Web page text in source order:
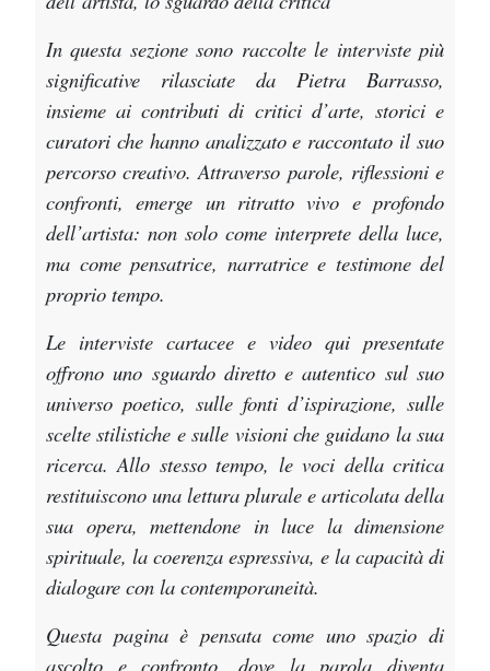
In questa sezione sono raccolte le interviste più
significative rilasciate da Pietra Barrasso,
insieme ai contributi di critici d’arte, storici e
curatori che hanno analizzato e raccontato il suo
percorso creativo. Attraverso parole, riflessioni e
confronti, emerge un ritratto vivo e profondo
dell’artista: non solo come interprete della luce,
ma come pensatrice, narratrice e testimone del
proprio tempo.
Le interviste cartacee e video qui presentate
offrono uno sguardo diretto e autentico sul suo
universo poetico, sulle fonti d’ispirazione, sulle
scelte stilistiche e sulle visioni che guidano la sua
ricerca. Allo stesso tempo, le voci della critica
restituiscono una lettura plurale e articolata della
sua opera, mettendone in luce la dimensione
spirituale, la coerenza espressiva, e la capacità di
dialogare con la contemporaneità.
Questa pagina è pensata come uno spazio di
ascolto e confronto, dove la parola diventa